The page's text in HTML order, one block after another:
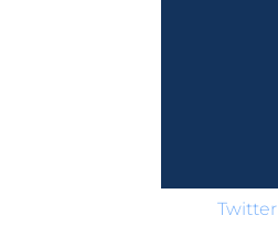
Twitter